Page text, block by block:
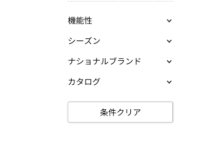
機能性
シーズン
ナショナルブランド
カタログ
条件クリア